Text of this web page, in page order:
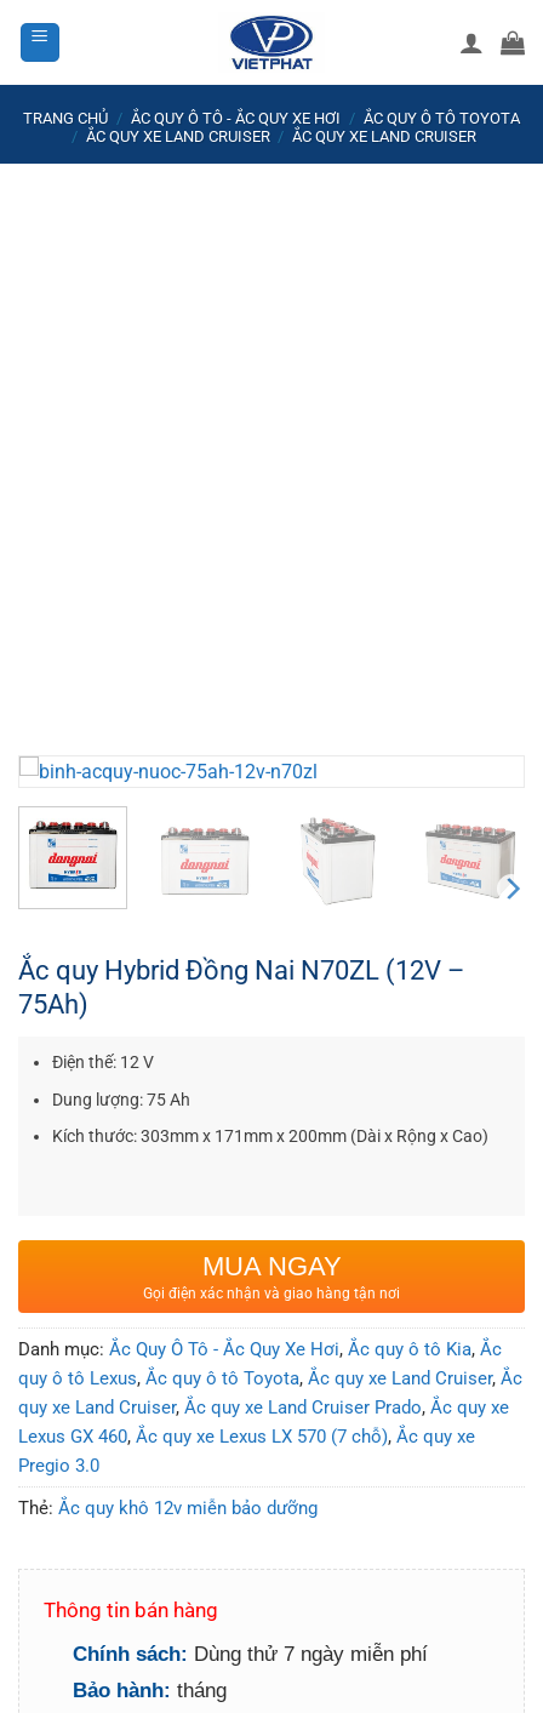
TRANG CHỦ / ẮC QUY Ô TÔ - ẮC QUY XE HƠI / ẮC QUY Ô TÔ TOYOTA
/ ẮC QUY XE LAND CRUISER / ẮC QUY XE LAND CRUISER
Ắc quy Hybrid Đồng Nai N70ZL (12V –
75Ah)
Điện thế: 12 V
Dung lượng: 75 Ah
Kích thước: 303mm x 171mm x 200mm (Dài x Rộng x Cao)
MUA NGAY
Gọi điện xác nhận và giao hàng tận nơi
Danh mục: Ắc Quy Ô Tô - Ắc Quy Xe Hơi, Ắc quy ô tô Kia, Ắc
quy ô tô Lexus, Ắc quy ô tô Toyota, Ắc quy xe Land Cruiser, Ắc
quy xe Land Cruiser, Ắc quy xe Land Cruiser Prado, Ắc quy xe
Lexus GX 460, Ắc quy xe Lexus LX 570 (7 chỗ), Ắc quy xe
Pregio 3.0
Thẻ: Ắc quy khô 12v miễn bảo dưỡng
Thông tin bán hàng
Chính sách: Dùng thử 7 ngày miễn phí
Bảo hành: tháng